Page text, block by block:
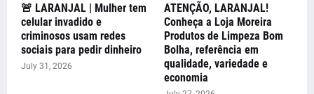
🚨 LARANJAL | Mulher tem
celular invadido e
criminosos usam redes
sociais para pedir dinheiro
July 31, 2026
ATENÇÃO, LARANJAL!
Conheça a Loja Moreira
Produtos de Limpeza Bom
Bolha, referência em
qualidade, variedade e
economia